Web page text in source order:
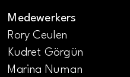
Medewerkers
Rory Ceulen
Kudret Görgün
Marina Numan